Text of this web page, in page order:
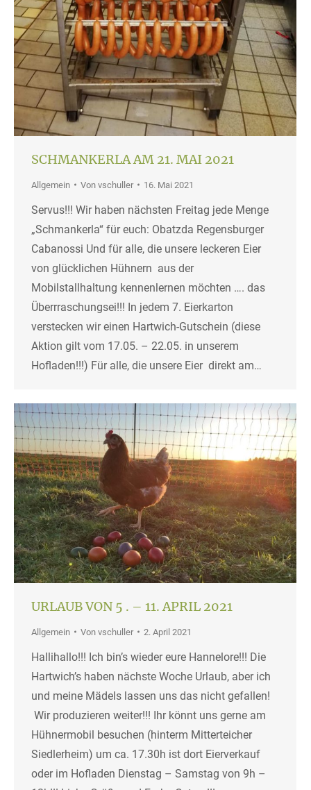
SCHMANKERLA AM 21. MAI 2021
Allgemein Von vschuller 16. Mai 2021
Servus!!! Wir haben nächsten Freitag jede Menge
„Schmankerla“ für euch: Obatzda Regensburger
Cabanossi Und für alle, die unsere leckeren Eier
von glücklichen Hühnern aus der
Mobilstallhaltung kennenlernen möchten …. das
Überrraschungsei!!! In jedem 7. Eierkarton
verstecken wir einen Hartwich-Gutschein (diese
Aktion gilt vom 17.05. – 22.05. in unserem
Hofladen!!!) Für alle, die unsere Eier direkt am…
URLAUB VON 5 . – 11. APRIL 2021
Allgemein Von vschuller 2. April 2021
Hallihallo!!! Ich bin’s wieder eure Hannelore!!! Die
Hartwich’s haben nächste Woche Urlaub, aber ich
und meine Mädels lassen uns das nicht gefallen!
Wir produzieren weiter!!! Ihr könnt uns gerne am
Hühnermobil besuchen (hinterm Mitterteicher
Siedlerheim) um ca. 17.30h ist dort Eierverkauf
oder im Hofladen Dienstag – Samstag von 9h –